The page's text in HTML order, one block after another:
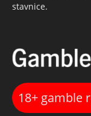
stavnice.
18+ gamble